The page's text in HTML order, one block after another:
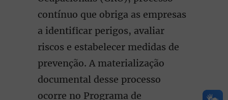
contínuo que obriga as empresas
a identificar perigos, avaliar
riscos e estabelecer medidas de
prevenção. A materialização
documental desse processo
ocorre no Programa de